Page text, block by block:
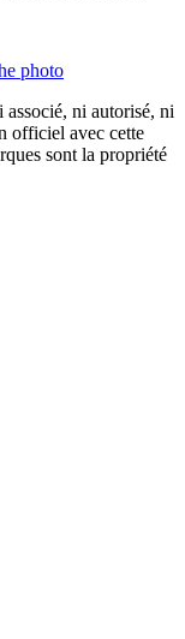
photo
ni autorisé, ni
officiel avec cette
sont la propriété